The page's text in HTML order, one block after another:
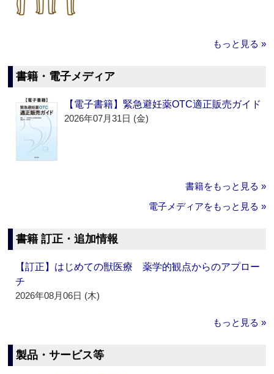
もっと見る »
書籍・電子メディア
【電子書籍】緊急避妊薬OTC適正販売ガイド
2026年07月31日 (金)
書籍をもっと見る »
電子メディアをもっと見る »
書籍 訂正・追加情報
【訂正】はじめての獣医療 薬学的観点からのアプロー
チ
2026年08月06日 (木)
もっと見る »
製品・サービス等